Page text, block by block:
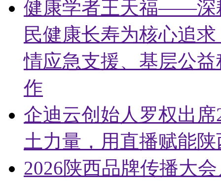
健康学者王天福——深
民健康长寿为核心追
情应急支援、基层公
作
企迪云创始人罗权出
土力量，用直播赋能
2026陕西品牌传播大